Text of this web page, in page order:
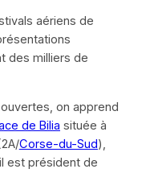
aériens de
des milliers de
on apprend
de Bilia située à
Corse-du-Sud),
est président de